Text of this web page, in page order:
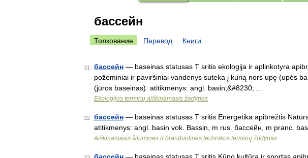
бассейн
Толкование Перевод Книги
31 бассейн — baseinas statusas T sritis ekologija ir aplinkotyra
požeminiai ir paviršiniai vandenys suteka į kurią nors upę (upės
(jūros baseinas). atitikmenys: angl. basin;&#8230; …
Ekologijos terminų aiškinamasis žodynas
32 бассейн — baseinas statusas T sritis Energetika apibrėžtis
atitikmenys: angl. basin vok. Bassin, m rus. бассейн, m pranc.
Aiškinamasis šiluminės ir branduolinės technikos terminų žodynas